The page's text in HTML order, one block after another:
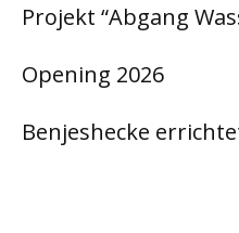
Projekt “Abgang
Opening 2026
Benjeshecke